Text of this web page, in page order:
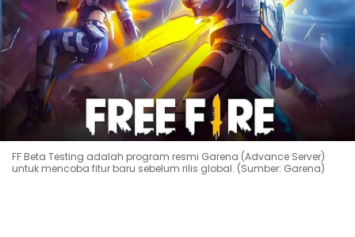
FF Beta Testing adalah program resmi Garena (Advance Server)
untuk mencoba fitur baru sebelum rilis global. (Sumber: Garena)